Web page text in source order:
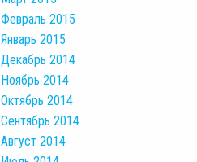
Февраль 2015
Январь 2015
Декабрь 2014
Ноябрь 2014
Октябрь 2014
Сентябрь 2014
Август 2014